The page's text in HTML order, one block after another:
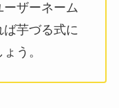
ーザーネーム
芋づる式に
う。